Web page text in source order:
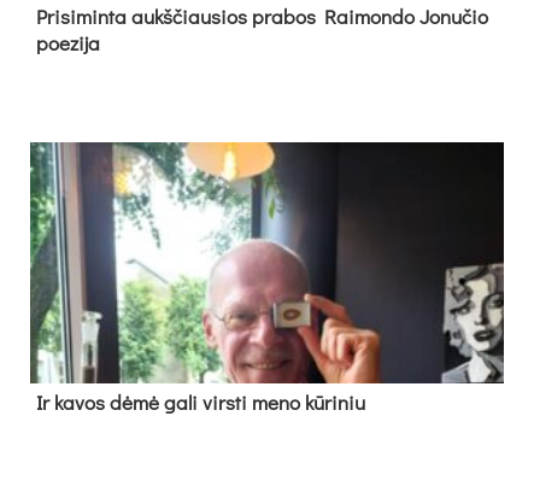
Pri­si­min­ta aukš­čiau­sios pra­bos Rai­mon­do Jo­nu­čio
poe­zi­ja
Ir ka­vos dė­mė ga­li virs­ti me­no kū­ri­niu